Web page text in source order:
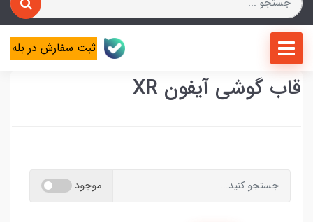
ثبت سفارش در بله
قاب گوشی آیفون XR
موجود